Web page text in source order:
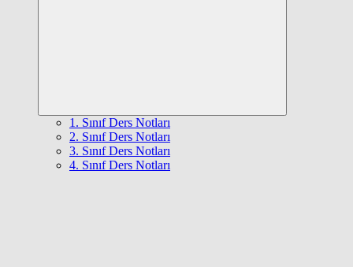
1. Sınıf Ders Notları
2. Sınıf Ders Notları
3. Sınıf Ders Notları
4. Sınıf Ders Notları